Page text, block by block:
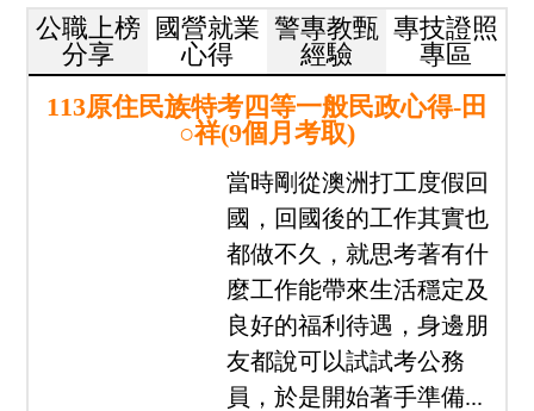
我們都在志光
找到人生新方向
國營就業
心得
警專教甄
經驗
專技證照
專區
113原住民族特考四等一般民政心得-田
○祥(9個月考取)